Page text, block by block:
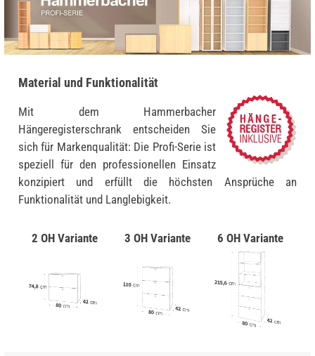
Material und Funktionalität
Mit dem Hammerbacher
Hängeregisterschrank entscheiden Sie
sich für Markenqualität: Die Profi-Serie ist
speziell für den professionellen Einsatz
konzipiert und erfüllt die höchsten Ansprüche an
Funktionalität und Langlebigkeit.
2 OH Variante 3 OH Variante 6 OH Variante